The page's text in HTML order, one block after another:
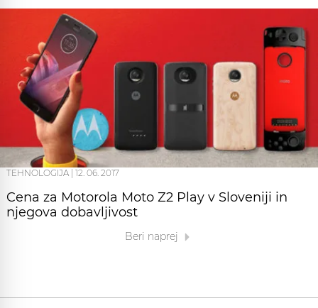
TEHNOLOGIJA 12. 06. 2017
Cena za Motorola Moto Z2 Play v Sloveniji in
njegova dobavljivost
Beri naprej